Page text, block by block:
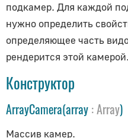
Продвинутый
Анимационная
Рисование линий
Матричные
Как обновлять
Анимация
подкамер. Для каждой
нужно определить
определяющее часть
рендерится этой камерой.
Конструктор
ArrayCamera(array :Array)
Массив камер.